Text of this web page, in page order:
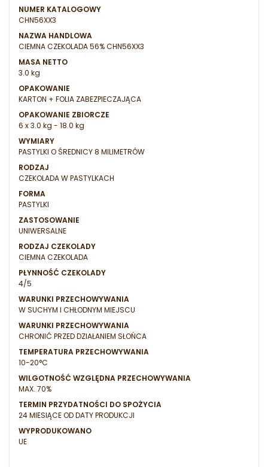
NUMER KATALOGOWY
CHN56XX3
NAZWA HANDLOWA
CIEMNA CZEKOLADA 56% CHN56XX3
MASA NETTO
3.0 kg
OPAKOWANIE
KARTON + FOLIA ZABEZPIECZAJĄCA
OPAKOWANIE ZBIORCZE
6 x 3.0 kg - 18.0 kg
WYMIARY
PASTYLKI O ŚREDNICY 8 MILIMETRÓW
RODZAJ
CZEKOLADA W PASTYLKACH
FORMA
PASTYLKI
ZASTOSOWANIE
UNIWERSALNE
RODZAJ CZEKOLADY
CIEMNA CZEKOLADA
PŁYNNOŚĆ CZEKOLADY
4/5
WARUNKI PRZECHOWYWANIA
W SUCHYM I CHŁODNYM MIEJSCU
WARUNKI PRZECHOWYWANIA
CHRONIĆ PRZED DZIAŁANIEM SŁOŃCA
TEMPERATURA PRZECHOWYWANIA
10-20°C
WILGOTNOŚĆ WZGLĘDNA PRZECHOWYWANIA
MAX. 70%
TERMIN PRZYDATNOŚCI DO SPOŻYCIA
24 MIESIĄCE OD DATY PRODUKCJI
WYPRODUKOWANO
UE